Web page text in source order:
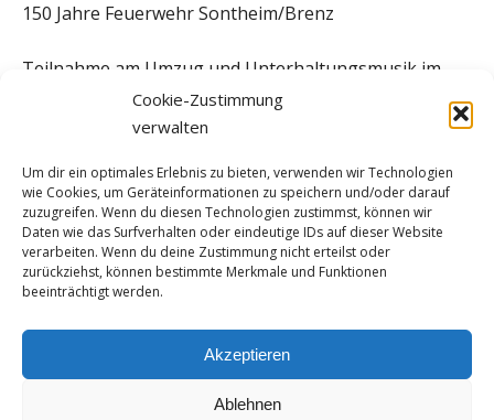
Cookie-Zustimmung
verwalten
Um dir ein optimales Erlebnis zu bieten, verwenden wir Technologien
wie Cookies, um Geräteinformationen zu speichern und/oder darauf
zuzugreifen. Wenn du diesen Technologien zustimmst, können wir
Daten wie das Surfverhalten oder eindeutige IDs auf dieser Website
verarbeiten. Wenn du deine Zustimmung nicht erteilst oder
zurückziehst, können bestimmte Merkmale und Funktionen
beeinträchtigt werden.
Akzeptieren
Ablehnen
150 Jahre Feuerwehr Sontheim/Brenz
Teilnahme am Umzug und Unterhaltungsmusik im
Instagram